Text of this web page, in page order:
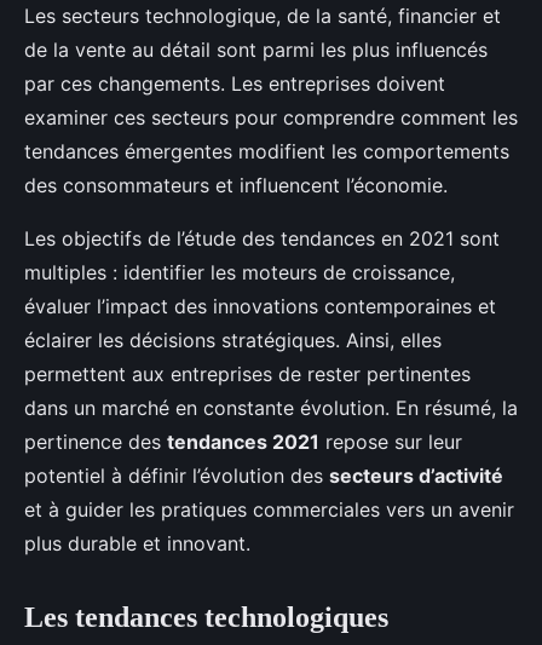
Les secteurs technologique, de la santé, financier et
de la vente au détail sont parmi les plus influencés
par ces changements. Les entreprises doivent
examiner ces secteurs pour comprendre comment les
tendances émergentes modifient les comportements
des consommateurs et influencent l’économie.
Les objectifs de l’étude des tendances en 2021 sont
multiples : identifier les moteurs de croissance,
évaluer l’impact des innovations contemporaines et
éclairer les décisions stratégiques. Ainsi, elles
permettent aux entreprises de rester pertinentes
dans un marché en constante évolution. En résumé, la
pertinence des tendances 2021 repose sur leur
potentiel à définir l’évolution des secteurs d’activité
et à guider les pratiques commerciales vers un avenir
plus durable et innovant.
Les tendances technologiques